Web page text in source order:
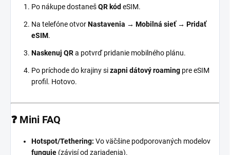
Po nákupe dostanešQR kód eSIM.
Na telefóne otvorNastavenia → Mobilná sieť → Pridať
eSIM.
Naskenuj QRa potvrď pridanie mobilného plánu.
Po príchode do krajiny sizapni dátový roaming pre eSIM
profil. Hotovo.
❓ Mini FAQ
Hotspot/Tethering: Vo väčšine podporovaných modelov
funguje (závisí od zariadenia).